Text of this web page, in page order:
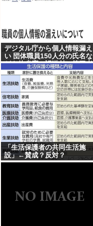
デジタル庁から個人情報漏え
い 団体職員150人分の氏名な
どを他省庁へ誤送付、第三者
に転送なし
「生活保護者の共同生活施
設」←賛成？反対？